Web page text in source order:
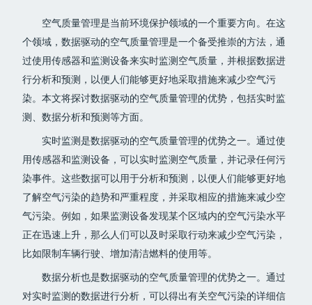
空气质量管理是当前环境保护领域的一个重要方向。在这
个领域，数据驱动的空气质量管理是一个备受推崇的方法，通
过使用传感器和监测设备来实时监测空气质量，并根据数据进
行分析和预测，以便人们能够更好地采取措施来减少空气污
染。本文将探讨数据驱动的空气质量管理的优势，包括实时监
测、数据分析和预测等方面。
实时监测是数据驱动的空气质量管理的优势之一。通过使
用传感器和监测设备，可以实时监测空气质量，并记录任何污
染事件。这些数据可以用于分析和预测，以便人们能够更好地
了解空气污染的趋势和严重程度，并采取相应的措施来减少空
气污染。例如，如果监测设备发现某个区域内的空气污染水平
正在迅速上升，那么人们可以及时采取行动来减少空气污染，
比如限制车辆行驶、增加清洁燃料的使用等。
数据分析也是数据驱动的空气质量管理的优势之一。通过
对实时监测的数据进行分析，可以得出有关空气污染的详细信